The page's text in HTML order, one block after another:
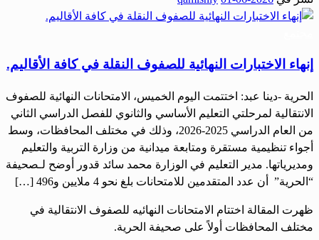
إنهاء الاختبارات النهائية للصفوف النقلة في كافة الأقاليم.
الحرية -دينا عبد: اختتمت اليوم الخميس، الامتحانات النهائية للصفوف
الانتقالية ‏لمرحلتي التعليم الأساسي والثانوي للفصل الدراسي الثاني
من العام الدراسي 2025-2026، وذلك في مختلف المحافظات، وسط
أجواء تنظيمية مستقرة ومتابعة ميدانية من وزارة التربية والتعليم
ومديرياتها. مدير التعليم في الوزارة محمد سائد قدور أوضح لـصحيفة
“الحرية” أن عدد المتقدمين للامتحانات بلغ نحو 4 ملايين و496 […]
ظهرت المقالة اختتام الامتحانات النهائيه للصفوف الانتقالية في
مختلف المحافظات أولاً على صحيفة الحرية.